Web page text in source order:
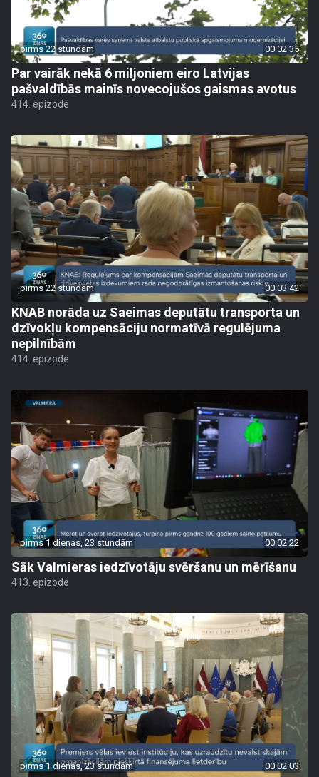
pirms 22 stundām 00:02:35
Par vairāk nekā 6 miljoniem eiro Latvijas
pašvaldībās mainīs novecojušos gaismas avotus
414. epizode
pirms 22 stundām 00:03:42
KNAB norāda uz Saeimas deputātu transporta un
dzīvokļu kompensāciju normatīvā regulējuma
nepilnībām
414. epizode
pirms 1 dienas, 23 stundām 00:02:22
Sāk Valmieras iedzīvotāju svēršanu un mērīšanu
413. epizode
pirms 1 dienas, 23 stundām 00:02:03